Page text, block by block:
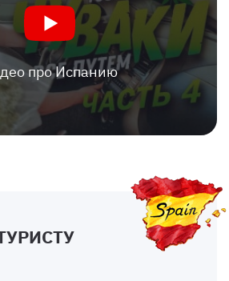
про Испанию